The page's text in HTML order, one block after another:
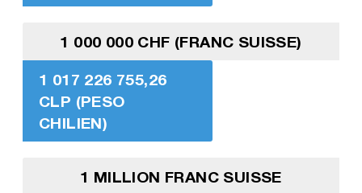
1 000 000 CHF (FRANC SUISSE)
1 017 226 755,26
CLP (PESO
CHILIEN)
1 MILLION FRANC SUISSE